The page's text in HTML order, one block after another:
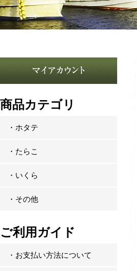
商品カテゴリ
・ホタテ
・たらこ
・いくら
・その他
ご利用ガイド
・お支払い方法について